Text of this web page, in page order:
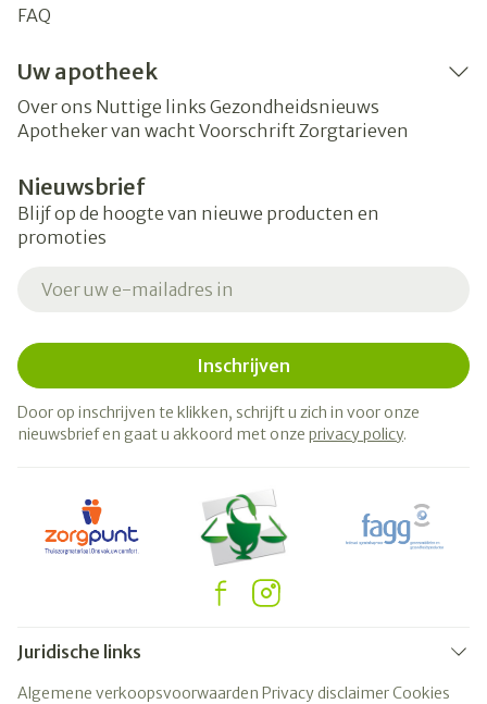
FAQ
Uw apotheek
Over ons Nuttige links Gezondheidsnieuws
Apotheker van wacht Voorschrift Zorgtarieven
Nieuwsbrief
Blijf op de hoogte van nieuwe producten en
promoties
Inschrijven
Door op inschrijven te klikken, schrijft u zich in voor onze
nieuwsbrief en gaat u akkoord met onze privacy policy.
Juridische links
Algemene verkoopsvoorwaarden Privacy disclaimerCookies